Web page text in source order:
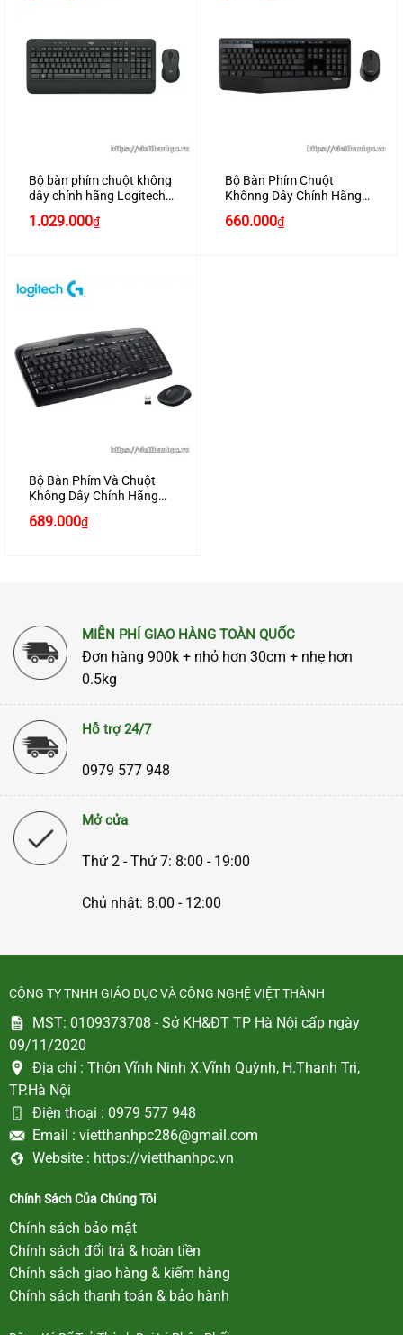
Bộ bàn phím chuột không
dây chính hãng Logitech
1.029.000₫
Bộ Bàn Phím Chuột
Khônng Dây Chính Hãng
Giá
660.000₫Giá
hiện
Bộ Bàn Phím Và Chuột
Không Dây Chính Hãng
Logitech MK330
689.000₫
MIỄN PHÍ GIAO HÀNG TOÀN QUỐC
Đơn hàng 900k + nhỏ hơn 30cm + nhẹ hơn
0.5kg
Hỗ trợ 24/7
0979 577 948
Mở cửa
Thứ 2 - Thứ 7: 8:00 - 19:00
Chủ nhật: 8:00 - 12:00
CÔNG TY TNHH GIÁO DỤC VÀ CÔNG NGHỆ VIỆT THÀNH
MST: 0109373708 - Sở KH&ĐT TP Hà Nội cấp ngày
09/11/2020
Địa chỉ : Thôn Vĩnh Ninh X.Vĩnh Quỳnh, H.Thanh Trì,
TP.Hà Nội
Điện thoại : 0979 577 948
Email : vietthanhpc286@gmail.com
Website : https://vietthanhpc.vn
Chính Sách Của Chúng Tôi
Chính sách bảo mật
Chính sách đổi trả & hoàn tiền
Chính sách giao hàng & kiểm hàng
Chính sách thanh toán & bảo hành